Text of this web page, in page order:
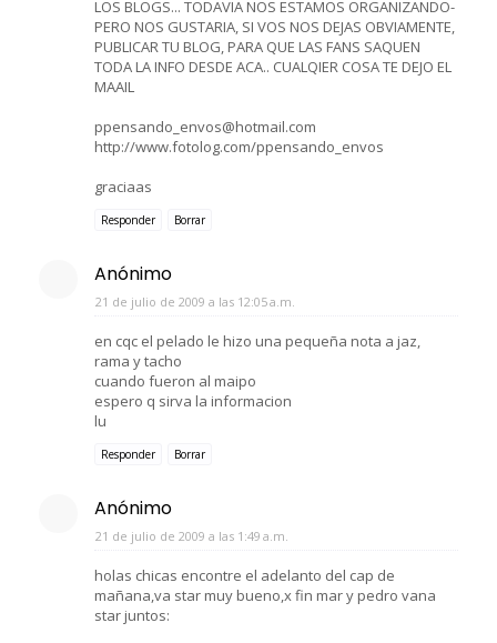
LOS BLOGS... TODAVIA NOS ESTAMOS ORGANIZANDO-
PERO NOS GUSTARIA, SI VOS NOS DEJAS OBVIAMENTE,
PUBLICAR TU BLOG, PARA QUE LAS FANS SAQUEN
TODA LA INFO DESDE ACA.. CUALQIER COSA TE DEJO EL
MAAIL
ppensando_envos@hotmail.com
http://www.fotolog.com/ppensando_envos
graciaas
Responder Borrar
Anónimo
21 de julio de 2009 a las 12:05 a.m.
en cqc el pelado le hizo una pequeña nota a jaz,
rama y tacho
cuando fueron al maipo
espero q sirva la informacion
lu
Responder Borrar
Anónimo
21 de julio de 2009 a las 1:49 a.m.
holas chicas encontre el adelanto del cap de
mañana,va star muy bueno,x fin mar y pedro vana
star juntos: